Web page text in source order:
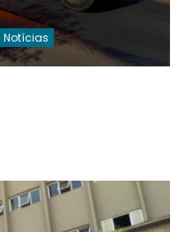
Notícias